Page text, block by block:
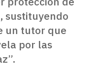
sustituyendo
un tutor que
por las